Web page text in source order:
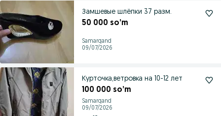
Замшевые шлёпки 37 разм.
50 000 so’m
Samarqand
09/07/2026
Курточка,ветровка на 10-12 лет
100 000 so’m
Samarqand
09/07/2026